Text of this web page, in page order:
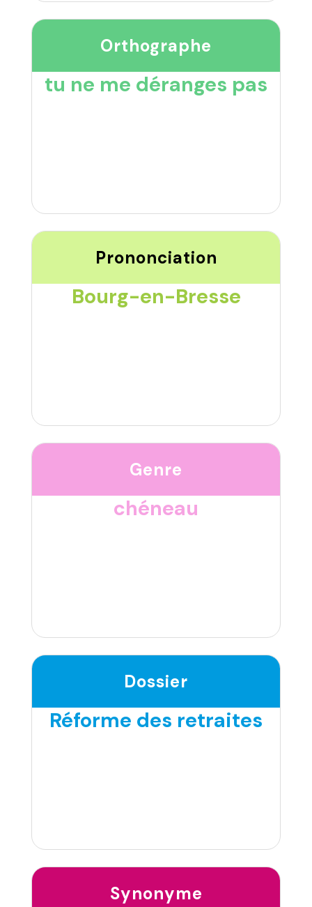
Orthographe
tu ne me déranges pas
Prononciation
Bourg-en-Bresse
Genre
chéneau
Dossier
Réforme des retraites
Synonyme